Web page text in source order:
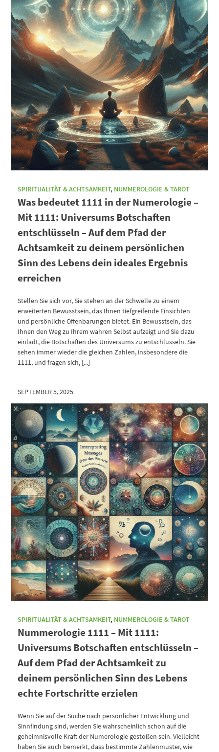
SPIRITUALITÄT & ACHTSAMKEIT, NUMMEROLOGIE & TAROT
Was bedeutet 1111 in der Numerologie –
Mit 1111: Universums Botschaften
entschlüsseln – Auf dem Pfad der
Achtsamkeit zu deinem persönlichen
Sinn des Lebens dein ideales Ergebnis
erreichen
Stellen Sie sich vor, Sie stehen an der Schwelle zu einem
erweiterten Bewusstsein, das Ihnen tiefgreifende Einsichten
und persönliche Offenbarungen bietet. Ein Bewusstsein, das
Ihnen den Weg zu Ihrem wahren Selbst aufzeigt und Sie dazu
einlädt, die Botschaften des Universums zu entschlüsseln. Sie
sehen immer wieder die gleichen Zahlen, insbesondere die
1111, und fragen sich, [...]
SEPTEMBER 5, 2025
SPIRITUALITÄT & ACHTSAMKEIT, NUMMEROLOGIE & TAROT
Nummerologie 1111 – Mit 1111:
Universums Botschaften entschlüsseln –
Auf dem Pfad der Achtsamkeit zu
deinem persönlichen Sinn des Lebens
echte Fortschritte erzielen
Wenn Sie auf der Suche nach persönlicher Entwicklung und
Sinnfindung sind, werden Sie wahrscheinlich schon auf die
geheimnisvolle Kraft der Numerologie gestoßen sein. Vielleicht
haben Sie auch bemerkt, dass bestimmte Zahlenmuster, wie